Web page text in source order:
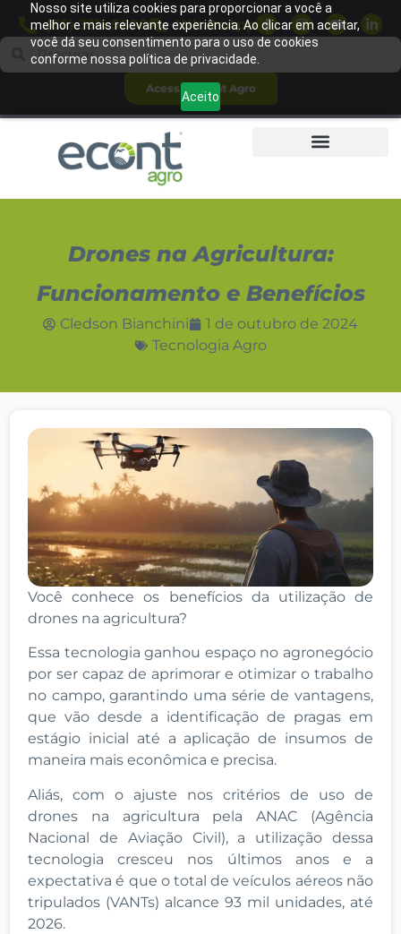
Nosso site utiliza cookies para proporcionar a você a
melhor e mais relevante experiência. Ao clicar em aceitar,
você dá seu consentimento para o uso de cookies
conforme nossa política de privacidade.
Aceito
(65) 3311-5600 WhatsApp
Acessar Econt Agro
Drones na Agricultura:
Funcionamento e Benefícios
Cledson Bianchini
1 de outubro de 2024
Tecnologia Agro
Você conhece os benefícios da utilização de
drones na agricultura?
Essa tecnologia ganhou espaço no agronegócio
por ser capaz de aprimorar e otimizar o trabalho
no campo, garantindo uma série de vantagens,
que vão desde a identificação de pragas em
estágio inicial até a aplicação de insumos de
maneira mais econômica e precisa.
Aliás, com o ajuste nos critérios de uso de
drones na agricultura pela ANAC (Agência
Nacional de Aviação Civil), a utilização dessa
tecnologia cresceu nos últimos anos e a
expectativa é que o total de veículos aéreos não
tripulados (VANTs) alcance 93 mil unidades, até
2026.